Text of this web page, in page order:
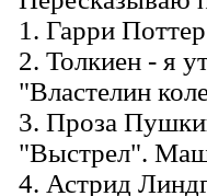
1. Гарри Поттер
2. Толкиен - я
"Властелин
3. Проза
"Выстрел".
4. Астрид